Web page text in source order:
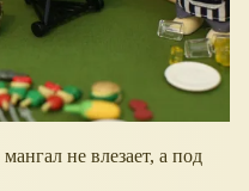
не влезает, а под